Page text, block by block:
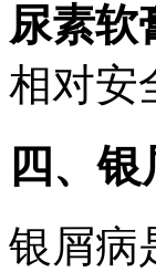
尿素软
相对安
四、
银屑病